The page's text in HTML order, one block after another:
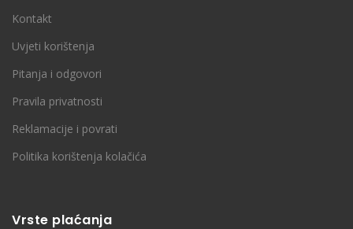
Kontakt
Uvjeti korištenja
Pitanja i odgovori
Pravila privatnosti
Reklamacije i povrati
Politika korištenja kolačića
Vrste plaćanja